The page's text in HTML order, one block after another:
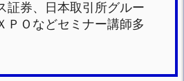
証券、日本取引所グルー
ＰＯなどセミナー講師多